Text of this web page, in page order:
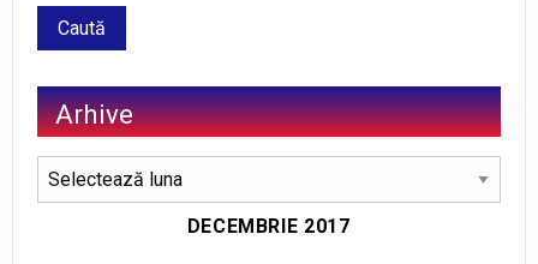
Arhive
Arhive
DECEMBRIE 2017